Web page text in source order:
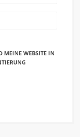
MEINE WEBSITE IN